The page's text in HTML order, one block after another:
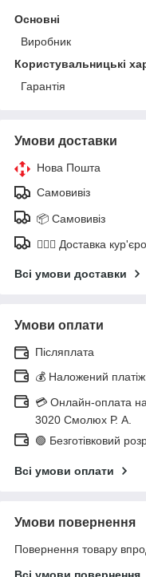
Основні
Виробник
Користувальницькі
Гарантія
Умови доставки
Нова Пошта
Самовивіз
📦 Самовивіз
🚶🏼‍♂️ Доставка
Всі умови доставки
Умови оплати
Післяплата
💰 Наложений платіж
💳 Онлайн-оплата
3020 Смолюх Р. А.
🟢 Безготівковий
Всі умови оплати
Умови повернення
Повернення товару
Всі умови повернення